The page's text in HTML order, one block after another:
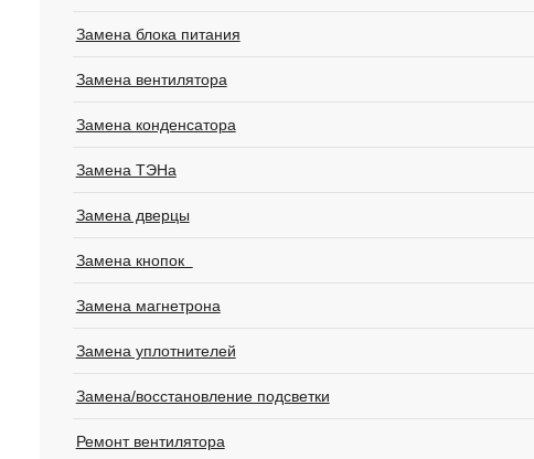
Замена блока питания
Замена вентилятора
Замена конденсатора
Замена ТЭНа
Замена дверцы
Замена кнопок
Замена магнетрона
Замена уплотнителей
Замена/восстановление подсветки
Ремонт вентилятора